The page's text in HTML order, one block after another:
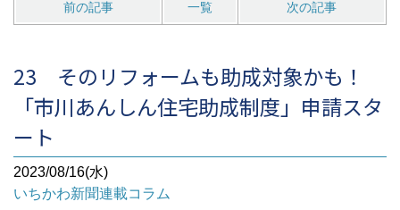
前の記事 一覧 次の記事
23 そのリフォームも助成対象かも！
「市川あんしん住宅助成制度」申請スタ
ート
2023/08/16(水)
いちかわ新聞連載コラム